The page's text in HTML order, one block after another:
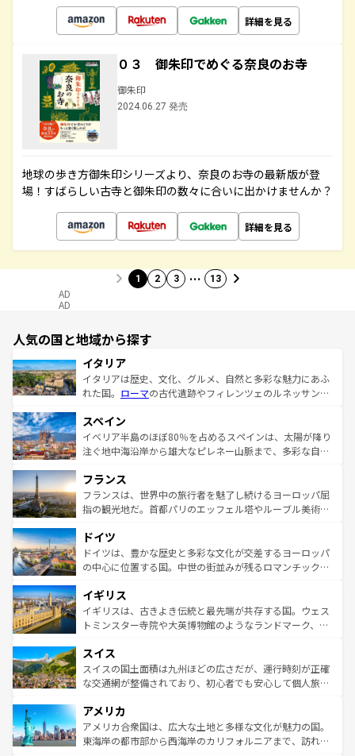
詳細を見る
０３ 御朱印でめぐる奈良のお寺
御朱印
2024.06.27 発売
地球の歩き方御朱印シリーズより、奈良のお寺の最新版が登
場！すばらしい古寺と御朱印の数々に合いに出かけませんか？
詳細を見る
1 2 3 … 13
AD
AD
人気の国と地域から探す
イタリア
イタリアは歴史、文化、グルメ、自然と多彩な魅力にあふ
れた国。 ローマの古代遺跡やフィレンツェのルネッサンス
ろん、トスカーナの美しい田園風景やアマルフィ海岸の絶
景など、自然景観も見逃せない。観光の合間には、本場の
ピザやパスタなど、絶品のイタリア料理を堪能することも
ませてくれるイタリアで、忘れられない旅をしてみよう！
なお、新着のイタリア情報はコンテンツ一覧 を参照してほ
しい。
スペイン
イベリア半島のほぼ80％を占めるスペインは、太陽が降り
注ぐ地中海沿岸から雄大なピレネー山脈まで、多彩な自然
文化が根付くこの国では、情熱的なフラメンコ、熱気あふ
れる闘牛、そして美味しいタパスが生活の一部となってい
る。首都マドリードの洗練された雰囲気や、バルセロナの
の城塞都市、穏やかなビーチリゾートまで多彩な表情を見
せる。地方によって風土や気候が異なるスペインはその個
性で訪れる人を魅了する。 なお、新着のスペイン情報はコ
フランス
フランスは、世界中の旅行者を魅了し続けるヨーロッパ屈
指の観光地だ。首都パリのエッフェル塔やルーブル美術館
で、幅広い魅力が詰まっている。華麗な宮殿、歴史的な大
聖堂、美しいビーチ、そして豊かな自然が、訪れる者を心
から魅了する。また、フランスは美食の国としても知ら
いる。シャンパンの発祥地であるランス、プロヴァンスの
香り高いラベンダー畑など、多彩な楽しみ方が可能だ。さ
らに、パリ以外の地域にも魅力が溢れており、どの街角に
れる地方に足を運ぶとそれぞれで全く異なる文化を体験で
きるだろう。 なお、新着のフランス情報はコンテンツ一覧
を参照してほしい。
ドイツ
ドイツは、豊かな歴史と多彩な文化が交差するヨーロッパ
の中心に位置する国。中世の街並みが残るロマンチック街
顔を持つこの国は、どこを歩いても飽きることがない。ベ
ルリンの文化的活気、バイエルン州のアルプスの絶景、そ
してライン川沿いのワイン畑といった風景は必見。ビール
は、お酒好きな人にはぜひ体験してほしい。 なお、新着の
ドイツ情報はコンテンツ一覧を参照してほしい。
イギリス
イギリスは、古きよき伝統と最先端が共存する国。ウェス
トミンスター寺院や大英博物館のようなランドマーク、歴
リアごとに異なる魅力がある。また、優雅なアフタヌーン
ティー、ビール好きにはたまらない英国パブ、サッカー観
戦など、本場だからこそできる体験も豊富。イギリスを旅
ンツ一覧を参照してほしい。
スイス
スイスの国土面積は九州ほどの広さだが、運行時刻が正確
な交通網が整備されており、初心者でも安心して個人旅行
の建物がそのまま残る町や、スイスならではのユニークな
博物館もあり、アルプス観光だけでなく町歩きも満喫する
ことができる。国民の所得が高いため物価も高いが、旅行
アメリカ
アメリカ合衆国は、広大な土地と多様な文化が魅力の国。
東海岸の都市部から西海岸のカリフォルニアまで、訪れる